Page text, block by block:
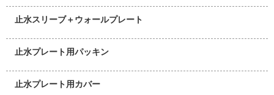
止水スリーブ＋ウォールプレート
止水プレート用パッキン
止水プレート用カバー